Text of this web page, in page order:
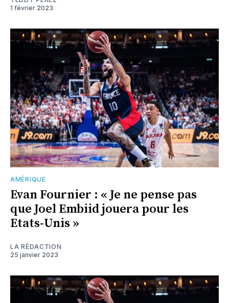
1 février 2023
AMÉRIQUE
Evan Fournier : « Je ne pense pas
que Joel Embiid jouera pour les
Etats-Unis »
LA RÉDACTION
25 janvier 2023